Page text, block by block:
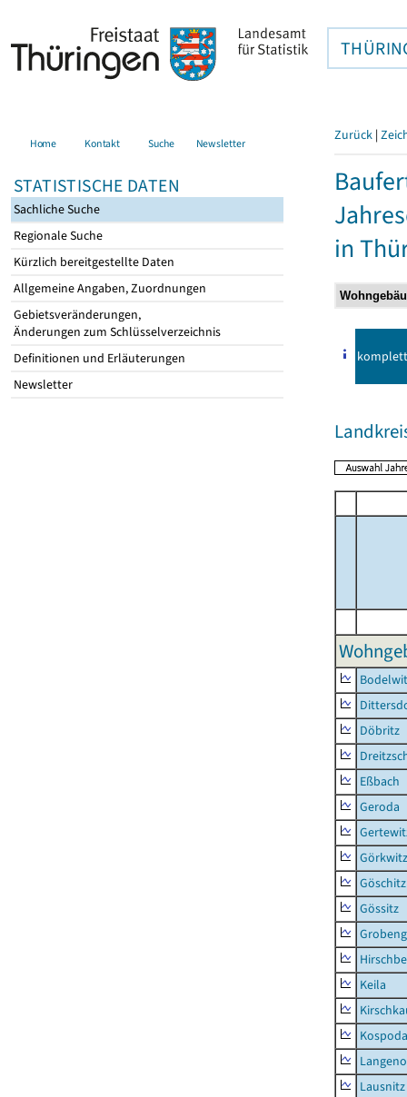
Home Kontakt Suche Newsletter
STATISTISCHE DATEN
Sachliche Suche
Regionale Suche
Kürzlich bereitgestellte Daten
Allgemeine Angaben, Zuordnungen
Gebietsveränderungen,
Änderungen zum Schlüsselverzeichnis
Definitionen und Erläuterungen
Newsletter
Zurück |
in
komplett
Döbritz
Eßbach
Geroda
Görkwitz
Göschitz
Gössitz
Keila
Kospoda